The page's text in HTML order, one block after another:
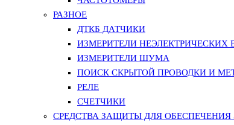
РАЗНОЕ
ДТКБ ДАТЧИКИ
ИЗМЕРИТЕЛИ НЕЭЛЕКТРИЧЕСКИХ
ИЗМЕРИТЕЛИ ШУМА
ПОИСК СКРЫТОЙ ПРОВОДКИ И
РЕЛЕ
СЧЕТЧИКИ
СРЕДСТВА ЗАЩИТЫ ДЛЯ ОБЕСПЕЧЕНИЯ